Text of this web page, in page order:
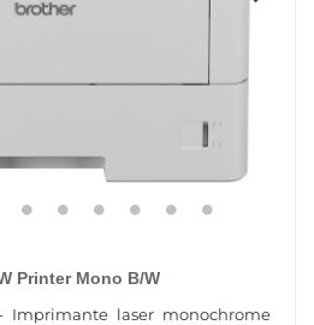
Printer Mono B/W
Imprimante laser monochrome